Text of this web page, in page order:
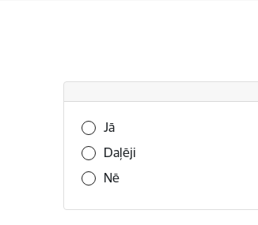
Vai šī informācija bija
Jā
Daļēji
Nē